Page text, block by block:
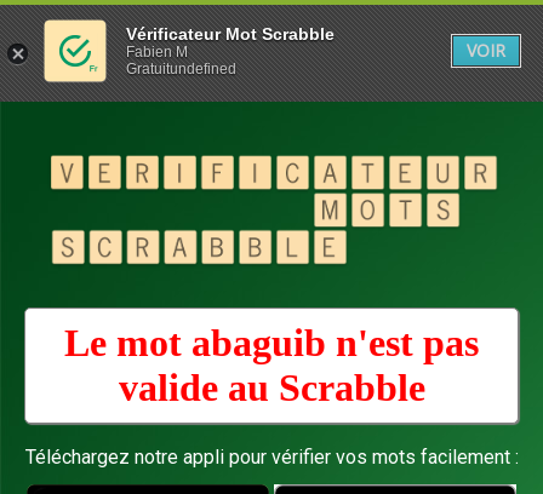
Le mot abaguib n'est pas
valide au Scrabble
Téléchargez notre appli pour vérifier vos mots facilement :
Vérificateur Mot Scrabble
Fabien M
Gratuitundefined
VOIR